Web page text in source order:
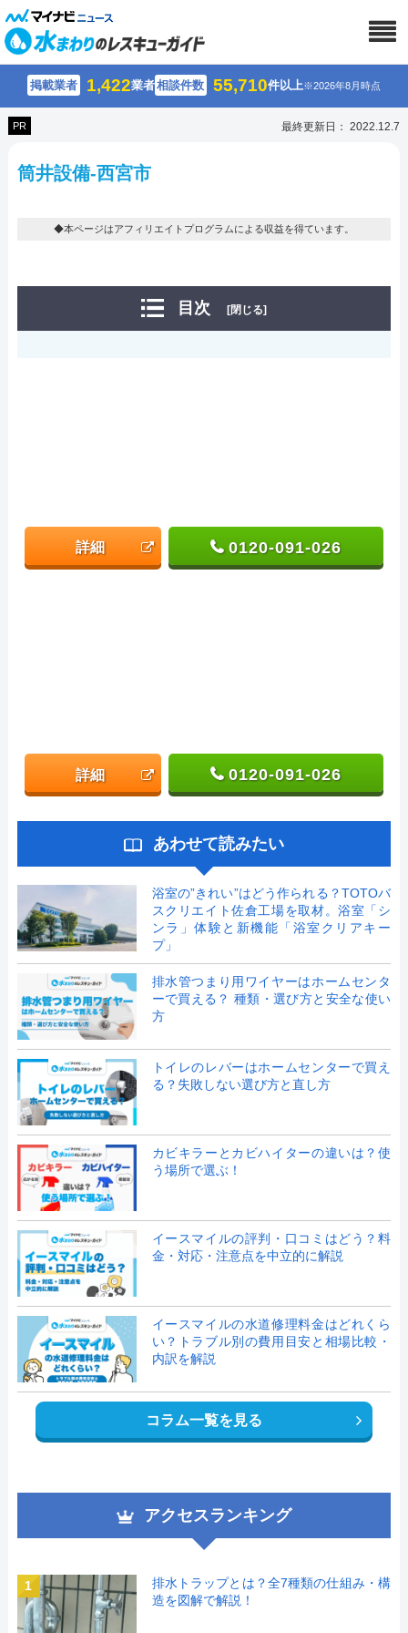
掲載業者 1,422業者相談件数 55,710件以上※2026年8月時点
PR 最終更新日： 2022.12.7
筒井設備-西宮市
◆本ページはアフィリエイトプログラムによる収益を得ています。
目次 [閉じる]
詳細 0120-091-026
詳細 0120-091-026
あわせて読みたい
浴室の”きれい”はどう作られる？TOTOバ
スクリエイト佐倉工場を取材。浴室「シ
ンラ」体験と新機能「浴室クリアキー
プ」
排水管つまり用ワイヤーはホームセンタ
ーで買える？ 種類・選び方と安全な使い
方
トイレのレバーはホームセンターで買え
る？失敗しない選び方と直し方
カビキラーとカビハイターの違いは？使
う場所で選ぶ！
イースマイルの評判・口コミはどう？料
金・対応・注意点を中立的に解説
イースマイルの水道修理料金はどれくら
い？トラブル別の費用目安と相場比較・
内訳を解説
コラム一覧を見る
アクセスランキング
1
排水トラップとは？全7種類の仕組み・構
造を図解で解説！